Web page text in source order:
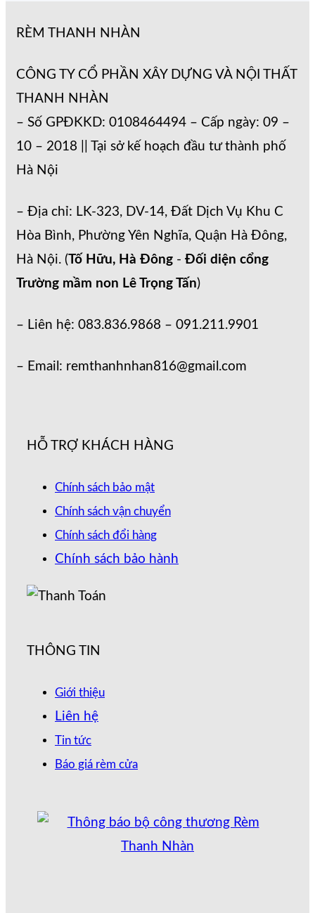
RÈM THANH NHÀN
CÔNG TY CỔ PHẦN XÂY DỰNG VÀ NỘI THẤT
THANH NHÀN
– Số GPĐKKD: 0108464494 – Cấp ngày: 09 –
10 – 2018 || Tại sở kế hoạch đầu tư thành phố
Hà Nội
– Địa chỉ: LK-323, DV-14, Đất Dịch Vụ Khu C
Hòa Bình, Phường Yên Nghĩa, Quận Hà Đông,
Hà Nội. (Tố Hữu, Hà Đông - Đối diện cổng
Trường mầm non Lê Trọng Tấn)
– Liên hệ: 083.836.9868 – 091.211.9901
– Email: remthanhnhan816@gmail.com
HỖ TRỢ KHÁCH HÀNG
Chính sách bảo mật
Chính sách vận chuyển
Chính sách đổi hàng
Chính sách bảo hành
THÔNG TIN
Giới thiệu
Liên hệ
Tin tức
Báo giá rèm cửa